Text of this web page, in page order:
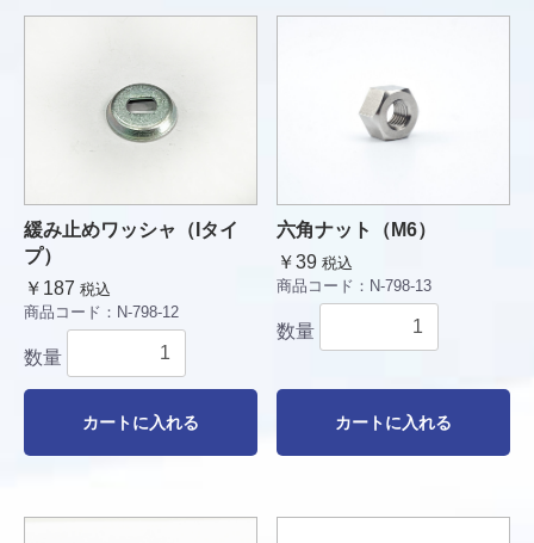
緩み止めワッシャ（Iタイ
プ）
￥187 税込
商品コード： N-798-12
数量
カートに入れる
六角ナット（M6）
￥39 税込
商品コード： N-798-13
数量
カートに入れる